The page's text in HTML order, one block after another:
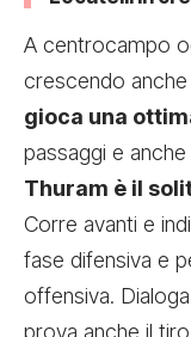
A centrocampo
crescendo
gioca una
passaggi e
Thuram è il
Corre avanti e
fase difensiva e
offensiva.